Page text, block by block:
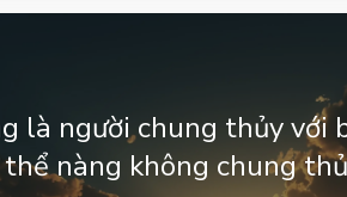
là người chung thủy với
nàng không chung